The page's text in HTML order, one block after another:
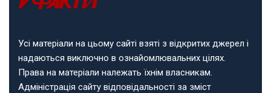
Усі матеріали на цьому сайті взяті з відкритих джерел і
надаються виключно в ознайомлювальних цілях.
Права на матеріали належать їхнім власникам.
Адміністрація сайту відповідальності за зміст